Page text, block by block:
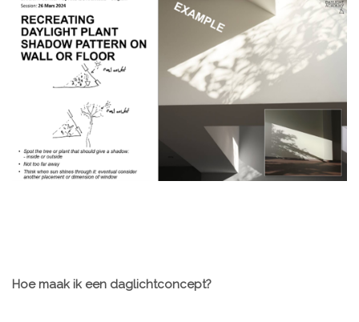
Hoe maak ik een daglichtconcept?